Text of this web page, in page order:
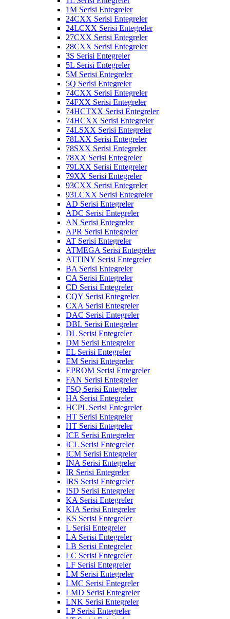
1M Serisi Entegreler
24CXX Serisi Entegreler
24LCXX Serisi Entegreler
27CXX Serisi Entegreler
28CXX Serisi Entegreler
3S Serisi Entegreler
5L Serisi Entegreler
5M Serisi Entegreler
5Q Serisi Entegreler
74CXX Serisi Entegreler
74FXX Serisi Entegreler
74HCTXX Serisi Entegreler
74HCXX Serisi Entegreler
74LSXX Serisi Entegreler
78LXX Serisi Entegreler
78SXX Serisi Entegreler
78XX Serisi Entegreler
79LXX Serisi Entegreler
79XX Serisi Entegreler
93CXX Serisi Entegreler
93LCXX Serisi Entegreler
AD Serisi Entegreler
ADC Serisi Entegreler
AN Serisi Entegreler
APR Serisi Entegreler
AT Serisi Entegreler
ATMEGA Serisi Entegreler
ATTINY Serisi Entegreler
BA Serisi Entegreler
CA Serisi Entegreler
CD Serisi Entegreler
CQY Serisi Entegreler
CXA Serisi Entegreler
DAC Serisi Entegreler
DBL Serisi Entegreler
DL Serisi Entegreler
DM Serisi Entegreler
EL Serisi Entegreler
EM Serisi Entegreler
EPROM Serisi Entegreler
FAN Serisi Entegreler
FSQ Serisi Entegreler
HA Serisi Entegreler
HCPL Serisi Entegreler
HT Serisi Entegreler
HT Serisi Entegreler
ICE Serisi Entegreler
ICL Serisi Entegreler
ICM Serisi Entegreler
INA Serisi Entegreler
IR Serisi Entegreler
IRS Serisi Entegreler
ISD Serisi Entegreler
KA Serisi Entegreler
KIA Serisi Entegreler
KS Serisi Entegreler
L Serisi Entegreler
LA Serisi Entegreler
LB Serisi Entegreler
LC Serisi Entegreler
LF Serisi Entegreler
LM Serisi Entegreler
LMC Serisi Entegreler
LMD Serisi Entegreler
LNK Serisi Entegreler
LP Serisi Entegreler